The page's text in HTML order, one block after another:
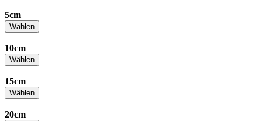
5cm
Wählen
10cm
Wählen
15cm
Wählen
20cm